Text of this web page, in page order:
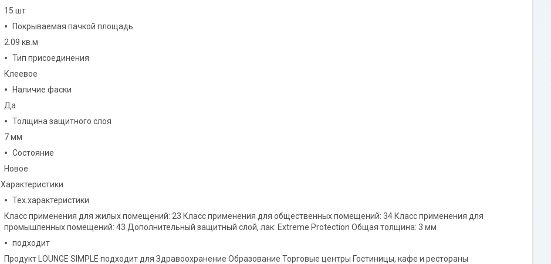
15 шт
Покрываемая пачкой площадь
2.09 кв.м
Тип присоединения
Клеевое
Наличие фаски
Да
Толщина защитного слоя
7 мм
Состояние
Новое
Характеристики
Тех.характеристики
Класс применения для жилых помещений: 23 Класс применения для общественных помещений: 34 Класс применения для
промышленных помещений: 43 Дополнительный защитный слой, лак: Extreme Protection Общая толщина: 3 мм
подходит
Продукт LOUNGE SIMPLE подходит для Здравоохранение Образование Торговые центры Гостиницы, кафе и рестораны